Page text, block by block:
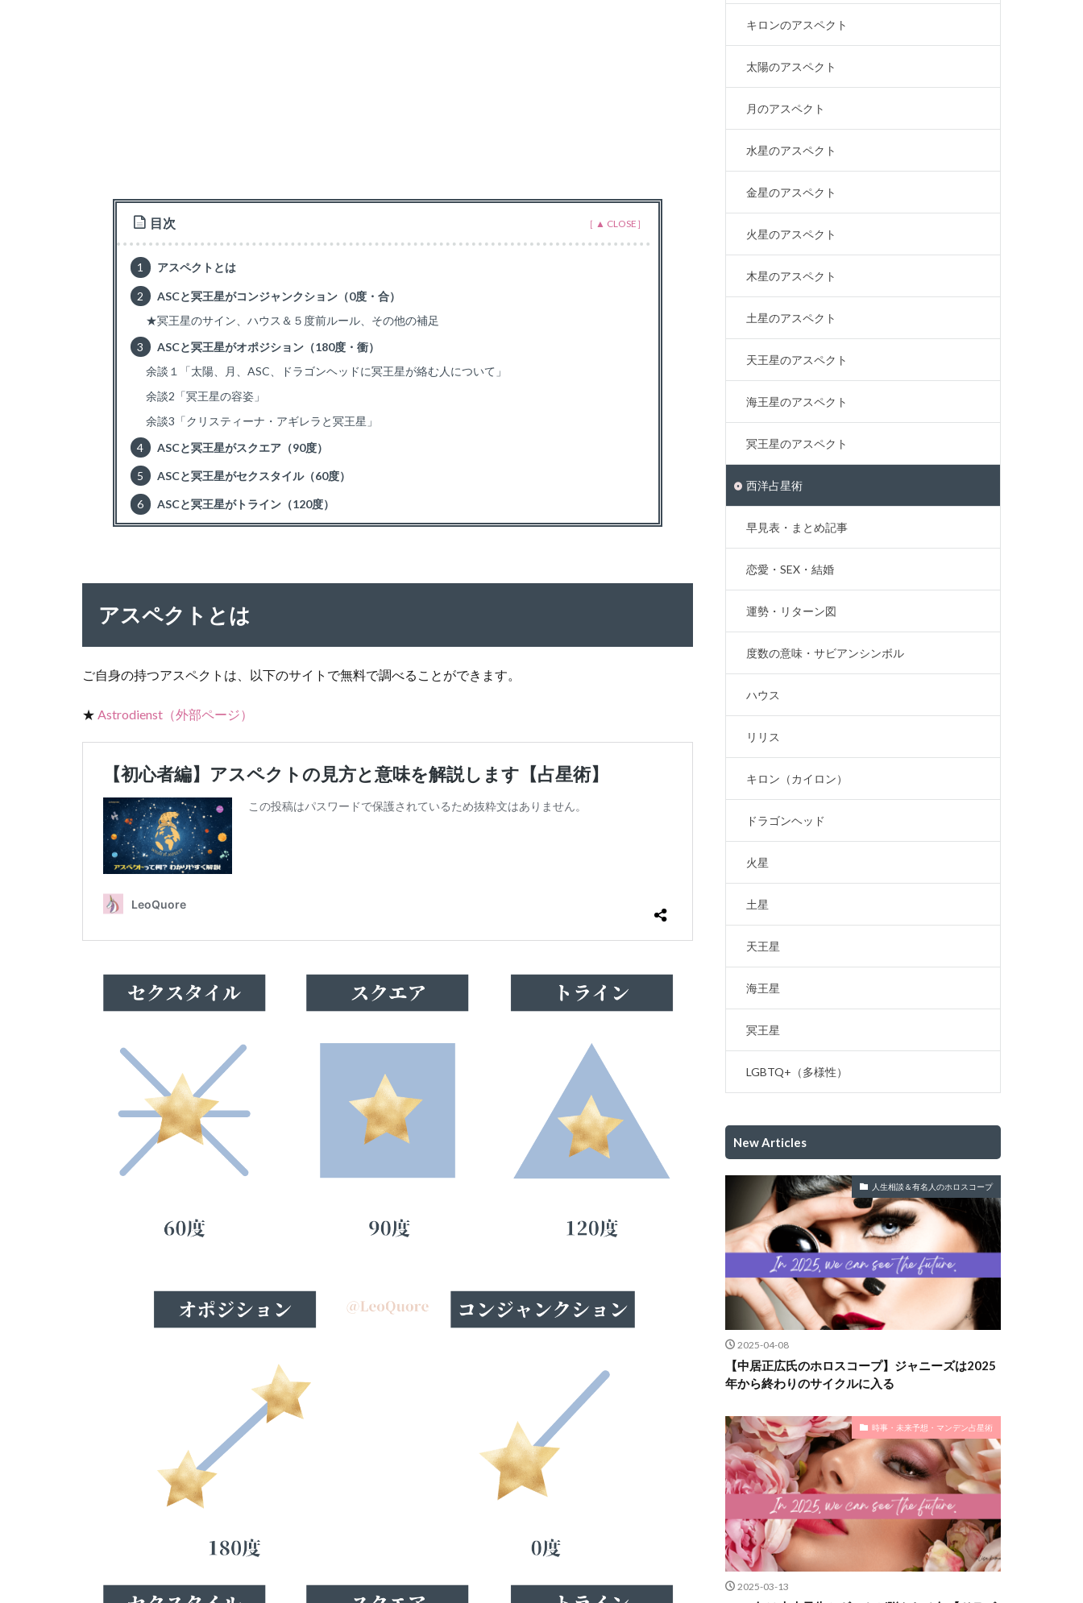
目次
1 アスペクトとは
2
ASCと冥王星がコンジャンクション（0度・合）
★冥王星のサイン、ハウス＆５度前ルール、その他の補足
3
ASCと冥王星がオポジション（180度・衝）
余談１「太陽、月、ASC、ドラゴンヘッドに冥王星が絡む人について」
余談2「冥王星の容姿」
余談3「クリスティーナ・アギレラと冥王星」
4
ASCと冥王星がスクエア（90度）
5 ASCと冥王星がセクスタイル（60度）
6 ASCと冥王星がトライン（120度）
アスペクトとは
ご自身の持つアスペクトは、以下のサイトで無料で調べることができます。
★ Astrodienst（外部ページ）
キロンのアスペクト
太陽のアスペクト
月のアスペクト
水星のアスペクト
金星のアスペクト
火星のアスペクト
木星のアスペクト
土星のアスペクト
天王星のアスペクト
海王星のアスペクト
冥王星のアスペクト
西洋占星術
早見表・まとめ記事
恋愛・SEX・結婚
運勢・リターン図
度数の意味・サビアンシンボル
ハウス
リリス
キロン（カイロン）
ドラゴンヘッド
火星
土星
天王星
海王星
冥王星
LGBTQ+（多様性）
New Articles
人生相談＆有名人のホロスコープ
2025-04-08
【中居正広氏のホロスコープ】ジャニーズは2025
年から終わりのサイクルに入る
時事・未来予想・マンデン占星術
2025-03-13